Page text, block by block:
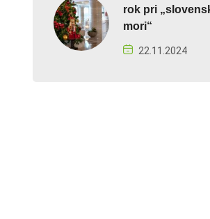
rok pri
mori“
22.11.2024